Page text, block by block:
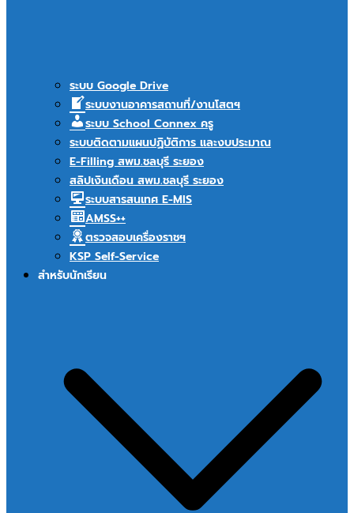
ระบบ Google Drive
ระบบงานอาคารสถานที่/งานโสตฯ
ระบบ School Connex ครู
ระบบติดตามแผนปฏิบัติการ และงบประมาณ
E-Filling สพม.ชลบุรี ระยอง
สลิปเงินเดือน สพม.ชลบุรี ระยอง
ระบบสารสนเทศ E-MIS
AMSS++
ตรวจสอบเครื่องราชฯ
KSP Self-Service
สำหรับนักเรียน